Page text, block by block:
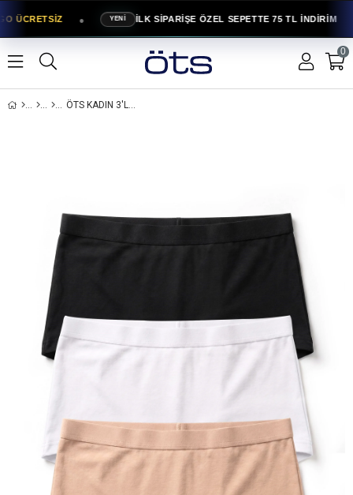
ÜCRETSİZ YENİ İLK SİPARİŞE ÖZEL SEPETTE 75 TL İNDİRİM
0
ÖTS KADIN 3'LÜ PAMUKLU BOXER KÜLOT YÜKSEK BEL LASTIKLI GÜNLÜK KONFORLU (4616-3)